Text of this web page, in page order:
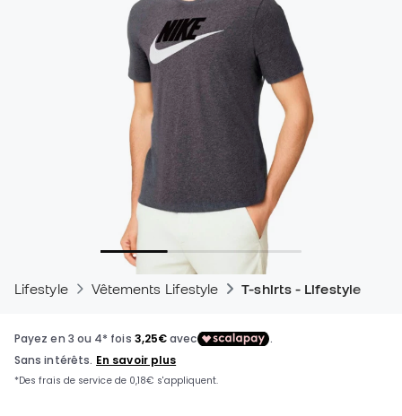
Lifestyle Vêtements Lifestyle T-shirts - Lifestyle